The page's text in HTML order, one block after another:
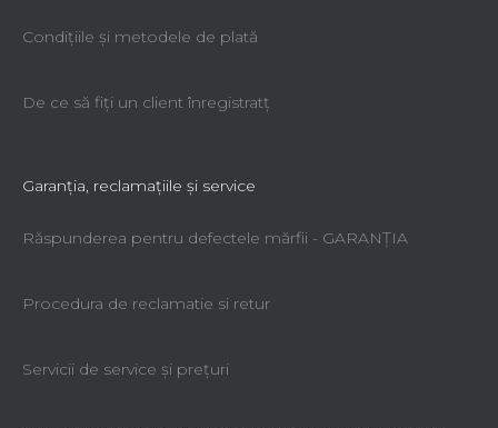
Condiţiile şi metodele de plată
De ce să fiţi un client înregistratţ
Garanţia, reclamaţiile şi service
Răspunderea pentru defectele mărfii - GARANŢIA
Procedura de reclamatie si retur
Servicii de service şi preţuri